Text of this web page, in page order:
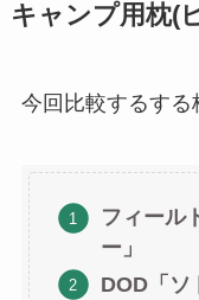
キャンプ用枕(
今回比較するする
フィール
ー」
DOD「ソ